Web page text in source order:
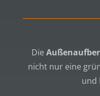
Die
nicht nur eine
und